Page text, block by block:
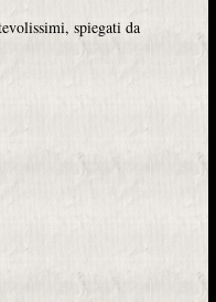
spiegati da